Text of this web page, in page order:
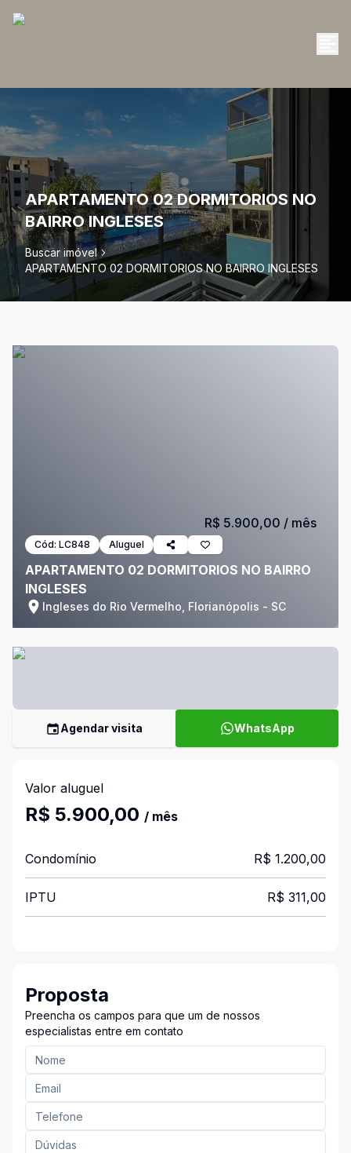
APARTAMENTO 02 DORMITORIOS NO
BAIRRO INGLESES
Buscar imóvel
APARTAMENTO 02 DORMITORIOS NO BAIRRO INGLESES
Cód: LC848 Aluguel
APARTAMENTO 02 DORMITORIOS NO BAIRRO
INGLESES
Ingleses do Rio Vermelho, Florianópolis - SC
R$ 5.900,00 / mês
Agendar visita WhatsApp
Valor aluguel
R$ 5.900,00 / mês
Condomínio R$ 1.200,00
IPTU R$ 311,00
Proposta
Preencha os campos para que um de nossos
especialistas entre em contato